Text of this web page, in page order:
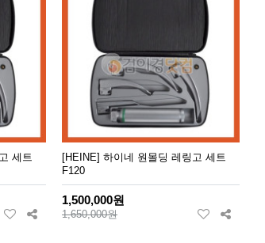
세트
[HEINE] 하이네 원몰딩 레링고 세트
F120
1,500,000원
1,650,000원